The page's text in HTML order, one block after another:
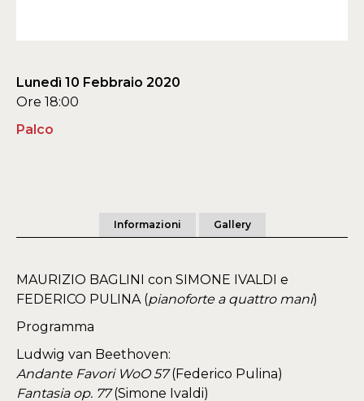
Lunedì 10 Febbraio 2020
Ore 18:00
Palco
Informazioni Gallery
MAURIZIO BAGLINI con SIMONE IVALDI e
FEDERICO PULINA (pianoforte a quattro mani)
Programma
Ludwig van Beethoven:
Andante Favori WoO 57(Federico Pulina)
Fantasia op. 77(Simone Ivaldi)